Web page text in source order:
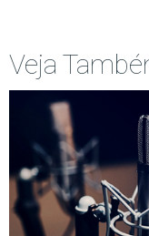
Veja